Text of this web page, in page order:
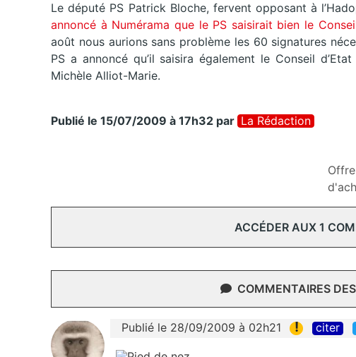
Le député PS Patrick Bloche, fervent opposant à
annoncé à Numérama que le PS saisirait bien le
août nous aurions sans problème les 60 signatures
PS a annoncé qu’il saisira également le Conseil
Michèle Alliot-Marie.
Publié le 15/07/2009 à 17h32 par La Rédaction
ACCÉDER AUX 1
COMMENTAIRES
Publié le 28/09/2009 à 02h21 ! citer